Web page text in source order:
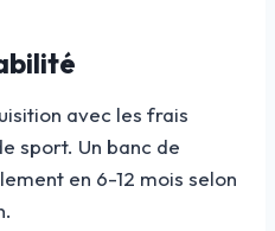
avec les frais
sport. Un banc de
en 6-12 mois selon